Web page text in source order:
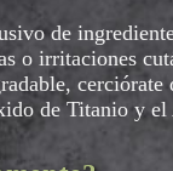
de
irritaciones
de Titanio y el